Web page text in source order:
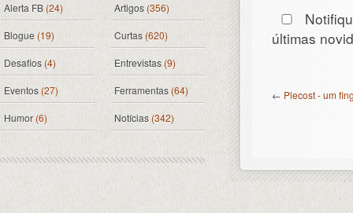
últimas
← Plecost - um
Alerta FB(24) Artigos (356)
Blogue (19) Curtas (620)
Desafios (4) Entrevistas (9)
Eventos(27) Ferramentas(64)
Humor (6) Notícias(342)